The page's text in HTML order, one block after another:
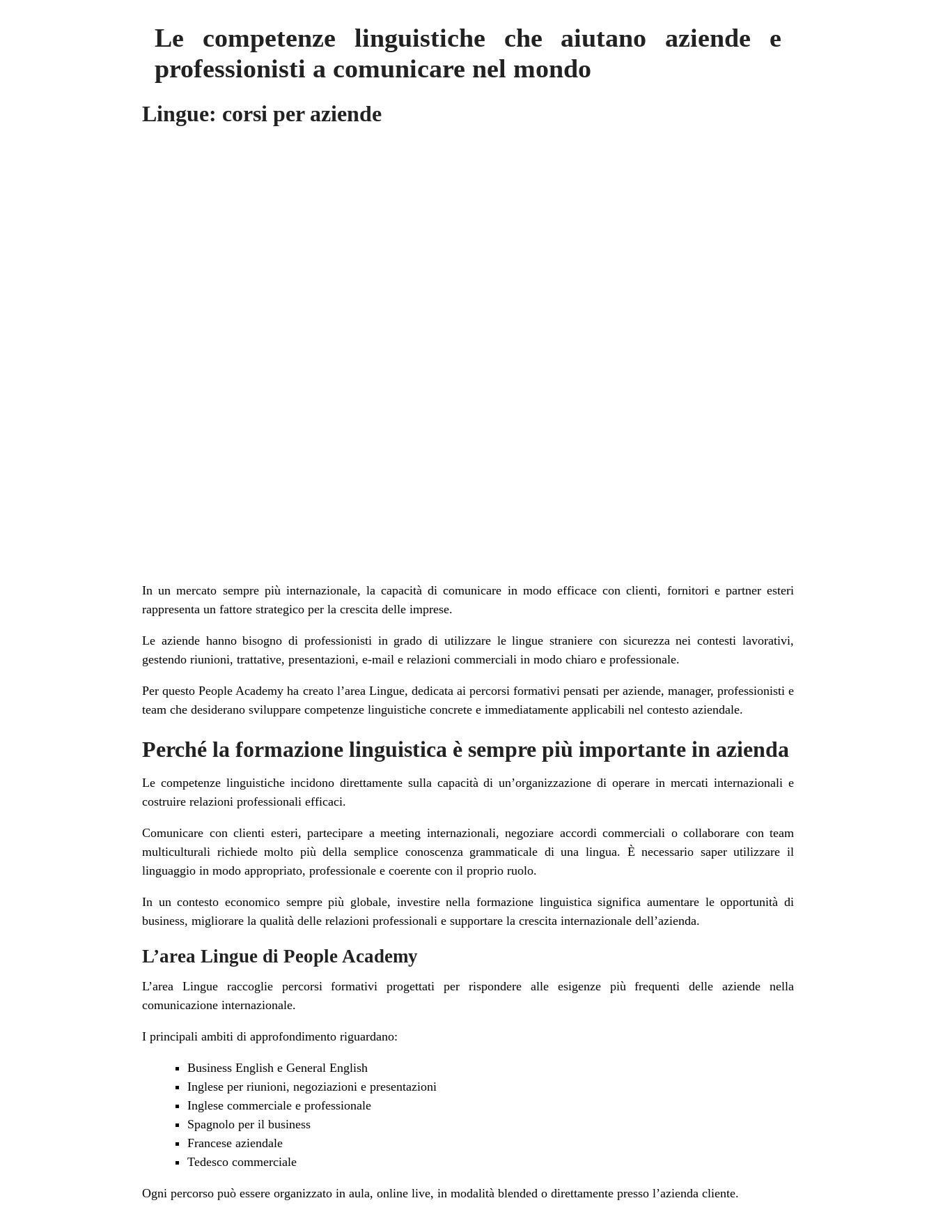
Le competenze linguistiche che aiutano aziende e
professionisti a comunicare nel mondo
Lingue: corsi per aziende
In un mercato sempre più internazionale, la capacità di comunicare in modo efficace con clienti, fornitori e partner esteri
rappresenta un fattore strategico per la crescita delle imprese.
Le aziende hanno bisogno di professionisti in grado di utilizzare le lingue straniere con sicurezza nei contesti lavorativi,
gestendo riunioni, trattative, presentazioni, e-mail e relazioni commerciali in modo chiaro e professionale.
Per questo People Academy ha creato l’area Lingue, dedicata ai percorsi formativi pensati per aziende, manager, professionisti e
team che desiderano sviluppare competenze linguistiche concrete e immediatamente applicabili nel contesto aziendale.
Perché la formazione linguistica è sempre più importante in azienda
Le competenze linguistiche incidono direttamente sulla capacità di un’organizzazione di operare in mercati internazionali e
costruire relazioni professionali efficaci.
Comunicare con clienti esteri, partecipare a meeting internazionali, negoziare accordi commerciali o collaborare con team
multiculturali richiede molto più della semplice conoscenza grammaticale di una lingua. È necessario saper utilizzare il
linguaggio in modo appropriato, professionale e coerente con il proprio ruolo.
In un contesto economico sempre più globale, investire nella formazione linguistica significa aumentare le opportunità di
business, migliorare la qualità delle relazioni professionali e supportare la crescita internazionale dell’azienda.
L’area Lingue di People Academy
L’area Lingue raccoglie percorsi formativi progettati per rispondere alle esigenze più frequenti delle aziende nella
comunicazione internazionale.
I principali ambiti di approfondimento riguardano:
Business English e General English
Inglese per riunioni, negoziazioni e presentazioni
Inglese commerciale e professionale
Spagnolo per il business
Francese aziendale
Tedesco commerciale
Ogni percorso può essere organizzato in aula, online live, in modalità blended o direttamente presso l’azienda cliente.